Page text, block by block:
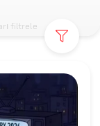
filtrele